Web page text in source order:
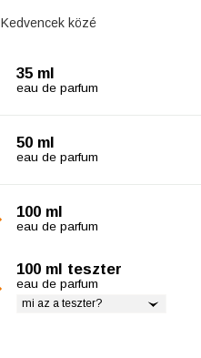
Kedvencek közé
35 ml
eau de parfum
50 ml
eau de parfum
100 ml
eau de parfum
100 ml teszter
eau de parfum
mi az a teszter?